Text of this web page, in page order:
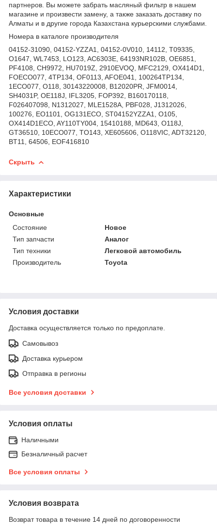
партнеров. Вы можете забрать масляный фильтр в нашем
магазине и произвести замену, а также заказать доставку по
Алматы и в другие города Казахстана курьерскими службами.
Номера в каталоге производителя
04152-31090, 04152-YZZA1, 04152-0V010, 14112, T09335,
O1647, WL7453, LO123, AC6303E, 64193NR102B, OE6851,
PF4108, CH9972, HU7019Z, 2910EVOQ, MFC2129, OX414D1,
FOECO077, 4TP134, OF0113, AFOE041, 100264TP134,
1ECO077, O118, 30143220008, B12020PR, JFM0014,
SH4031P, OE118J, IFL3205, FOP392, B160170118,
F026407098, N1312027, MLE1528A, PBF028, J1312026,
100276, EO1101, OG131ECO, ST04152YZZA1, O105,
OX414D1ECO, AY110TY004, 15410188, MD643, O118J,
GT36510, 10ECO077, TO143, XE605606, O118VIC, ADT32120,
BT11, 64506, EOF416810
Скрыть
Характеристики
Основные
Состояние
Новое
Тип запчасти
Аналог
Тип техники
Легковой автомобиль
Производитель
Toyota
Условия доставки
Доставка осуществляется только по предоплате.
Самовывоз
Доставка курьером
Отправка в регионы
Все условия доставки
Условия оплаты
Наличными
Безналичный расчет
Все условия оплаты
Условия возврата
Возврат товара в течение 14 дней по договоренности